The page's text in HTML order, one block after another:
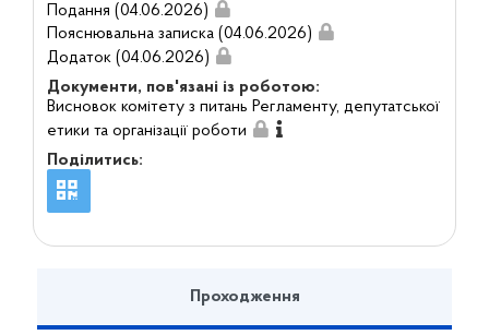
Подання (04.06.2026)
Пояснювальна записка (04.06.2026)
Додаток (04.06.2026)
Документи, пов'язані із роботою:
Висновок комітету з питань Регламенту, депутатської
етики та організації роботи
Поділитись:
Проходження